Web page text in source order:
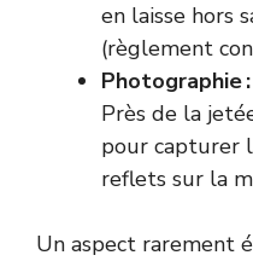
en laisse hors
(règlement
Photographie :
Près de la
pour capturer
reflets sur la
Un aspect rarement